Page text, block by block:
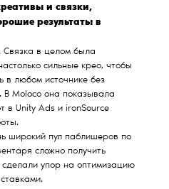
и связки,
результаты в
Связка в целом была
сильные крео, чтобы
в любом источнике без
В Moloco она показывала
в Unity Ads и ironSource
широкий пул паблишеров по
сложно получить
сделали упор на оптимизацию